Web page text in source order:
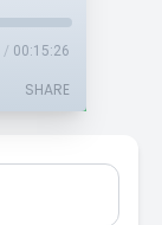
/ 00:15:26
SHARE